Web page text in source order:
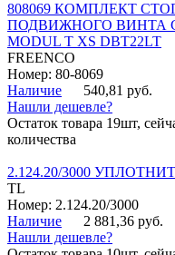
808069 КОМПЛЕКТ
ПОДВИЖНОГО ВИНТА
MODUL T XS DBT22LT
FREENCO
Номер: 80-8069
Наличие
540,81 руб.
Нашли дешевле?
Остаток товара 19шт,
количества
2.124.20/3000
TL
Номер: 2.124.20/3000
Наличие
2 881,36 руб.
Нашли дешевле?